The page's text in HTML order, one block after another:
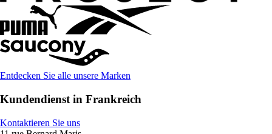
Entdecken Sie alle unsere Marken
Kundendienst in Frankreich
Kontaktieren Sie uns